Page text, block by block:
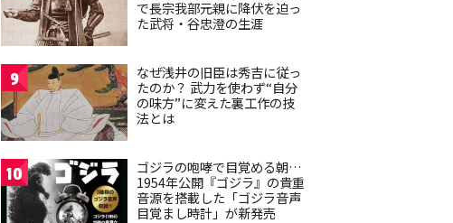
で長宗我部元親に降伏を迫っ
た武将・谷忠澄の生涯
9
なぜ浅井の旧臣は秀吉に従っ
たのか？ 武力を使わず“自分
の味方”に変えた裏工作の技
法とは
10
ゴジラの咆哮で目覚める朝…
1954年公開『ゴジラ』の貴重
音源を搭載した「ゴジラ音声
目覚まし時計」が新発売